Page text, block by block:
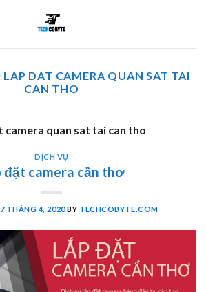
LAP DAT CAMERA QUAN SAT TAI
CAN THO
camera quan sat tai can tho
DỊCH VỤ
đặt camera cần thơ
THÁNG 4, 2020BY TECHCOBYTE.COM